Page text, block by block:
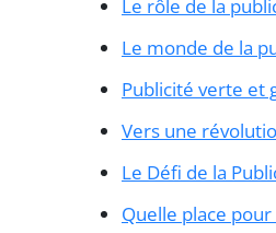
Le rôle de la
Le monde de la
Publicité verte et
Vers une
Le Défi de la
Quelle place